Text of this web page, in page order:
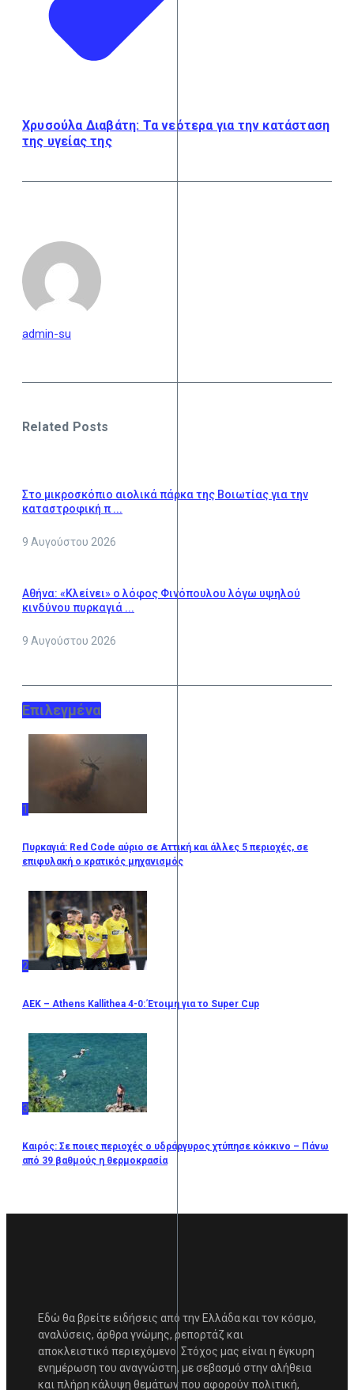
Χρυσούλα Διαβάτη: Τα νεότερα για την κατάσταση
της υγείας της
admin-su
Related Posts
Στο μικροσκόπιο αιολικά πάρκα της Βοιωτίας για την
καταστροφική π ...
9 Αυγούστου 2026
Αθήνα: «Κλείνει» ο λόφος Φινόπουλου λόγω υψηλού
κινδύνου πυρκαγιά ...
9 Αυγούστου 2026
Επιλεγμένα
1
Πυρκαγιά: Red Code αύριο σε Αττική και άλλες 5 περιοχές, σε
επιφυλακή ο κρατικός μηχανισμός
2
ΑΕΚ – Athens Kallithea 4-0: Έτοιμη για το Super Cup
3
Καιρός: Σε ποιες περιοχές ο υδράργυρος χτύπησε κόκκινο – Πάνω
από 39 βαθμούς η θερμοκρασία
Εδώ θα βρείτε ειδήσεις από την Ελλάδα και τον κόσμο,
αναλύσεις, άρθρα γνώμης, ρεπορτάζ και
αποκλειστικό περιεχόμενο. Στόχος μας είναι η έγκυρη
ενημέρωση του αναγνώστη, με σεβασμό στην αλήθεια
και πλήρη κάλυψη θεμάτων που αφορούν πολιτική,